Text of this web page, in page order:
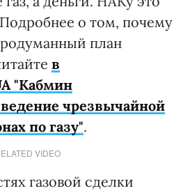
о том, почему
план
в
"Кабмин
чрезвычайной
по газу".
VIDEO
газовой сделки